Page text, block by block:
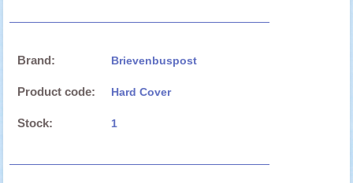
Brand: Brievenbuspost
Product code: Hard Cover
Stock: 1